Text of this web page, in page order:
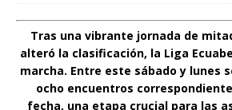
Tras una vibrante jornada de
alteró la clasificación, la Liga
marcha. Entre este sábado y lunes
ocho encuentros
fecha, una etapa crucial para las